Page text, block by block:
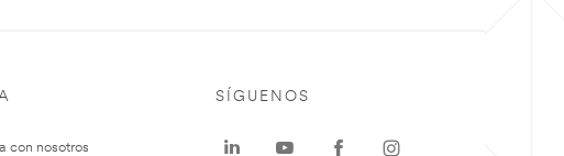
con nosotros
SÍGUENOS